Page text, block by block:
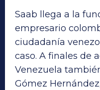
Saab llega a la
empresario
ciudadanía
caso. A finales de
Venezuela
Gómez